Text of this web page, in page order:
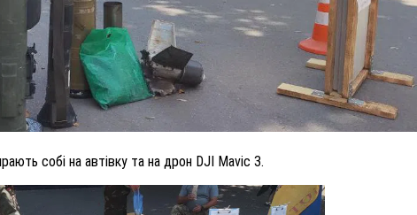
собі на автівку та на дрон DJI Mavic 3.